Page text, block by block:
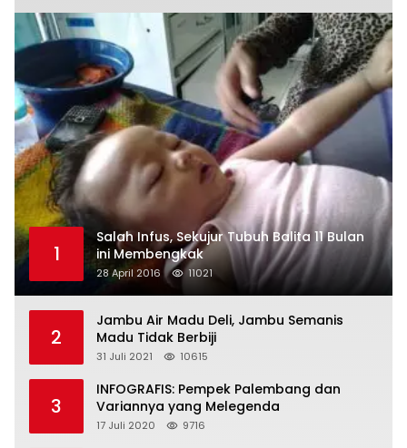
1
Salah Infus, Sekujur Tubuh Balita 11 Bulan
ini Membengkak
28 April 2016 11021
2
Jambu Air Madu Deli, Jambu Semanis
Madu Tidak Berbiji
31 Juli 2021 10615
3
INFOGRAFIS: Pempek Palembang dan
Variannya yang Melegenda
17 Juli 2020 9716